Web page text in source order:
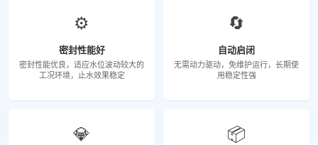
⚙️
密封性能好
密封性能优良，适应水位波动较大的
工况环境，止水效果稳定
🔄
自动启闭
无需动力驱动，免维护运行，长期使
用稳定性强
💎 📦